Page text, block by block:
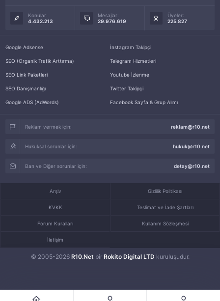
Konular:
4.432.213
Mesajlar:
29.976.619
Üyeler:
225.827
Google Adsense
SEO (Organik Trafik Arttırma)
SEO Link Paketleri
SEO Danışmanlığı
Google ADS (AdWords)
İnstagram Takipçi
Telegram Hizmetleri
Youtube İzlenme
Twitter Takipçi
Facebook Sayfa & Grup Alımı
Reklam vermek için: reklam@r10.net
Hukuksal sorunlar için: hukuk@r10.net
Ban ve Diğer sorunlar için: detay@r10.net
© 2005-2026 R10.Net bir Rokito Digital LTD kuruluşudur.
Arşiv Gizlilik Politikası
KVKK Teslimat ve İade Şartları
Forum Kuralları Kullanım Sözleşmesi
İletişim